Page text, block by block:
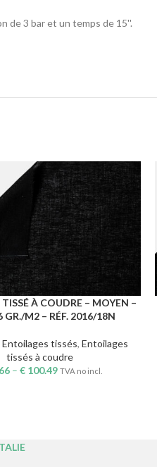
de 3 bar et un temps de 15''.
À COUDRE – MOYEN –
GR./M2 – RÉF. 2016/18N
Entoilages tissés,Entoilages
tissés à coudre
–€ 100.49 TVA no incl.